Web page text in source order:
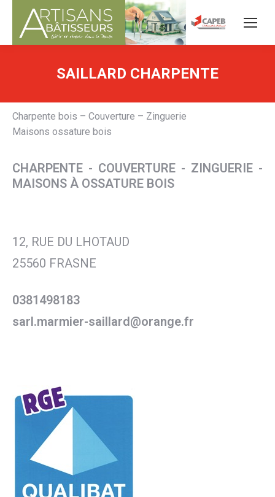
SAILLARD CHARPENTE
Charpente bois – Couverture – Zinguerie
Maisons ossature bois
CHARPENTE - COUVERTURE - ZINGUERIE -
MAISONS À OSSATURE BOIS
12, RUE DU LHOTAUD
25560 FRASNE
0381498183
sarl.marmier-saillard@orange.fr